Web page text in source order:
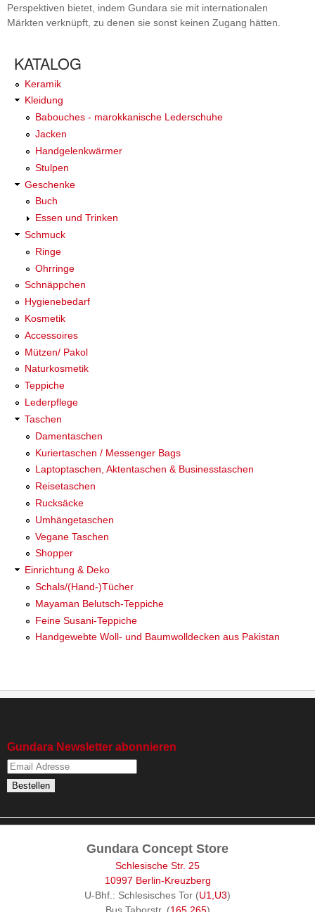
Perspektiven bietet, indem Gundara sie mit internationalen
Märkten verknüpft, zu denen sie sonst keinen Zugang hätten.
KATALOG
Keramik
Kleidung
Babouches - marokkanische Lederschuhe
Jacken
Handgelenkwärmer
Stulpen
Geschenke
Buch
Essen und Trinken
Schmuck
Ringe
Ohrringe
Schnäppchen
Hygienebedarf
Kosmetik
Accessoires
Mützen/ Pakol
Naturkosmetik
Teppiche
Lederpflege
Taschen
Damentaschen
Kuriertaschen / Messenger Bags
Laptoptaschen, Aktentaschen & Businesstaschen
Reisetaschen
Rucksäcke
Umhängetaschen
Vegane Taschen
Shopper
Einrichtung & Deko
Schals/(Hand-)Tücher
Mayaman Belutsch-Teppiche
Feine Susani-Teppiche
Handgewebte Woll- und Baumwolldecken aus Pakistan
Gundara Newsletter abonnieren
Gundara Concept Store
Schlesische Str. 25
10997 Berlin-Kreuzberg
U-Bhf.: Schlesisches Tor (U1,U3)
Bus Taborstr. (165,265)